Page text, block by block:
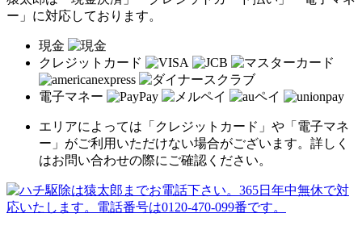
ー」に対応しております。
現金
クレジットカード
電子マネー
エリアによっては「クレジットカード」や「電子マネ
ー」がご利用いただけない場合がございます。詳しく
はお問い合わせの際にご確認ください。